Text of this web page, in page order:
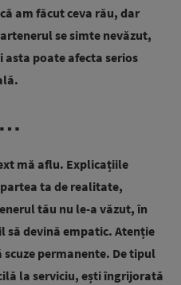
am făcut ceva rău, dar
se simte nevăzut,
asta poate afecta serios
mă aflu. Explicațiile
ta de realitate,
tău nu le-a văzut, în
să devină empatic. Atenție
permanente. De tipul
la serviciu, ești îngrijorată